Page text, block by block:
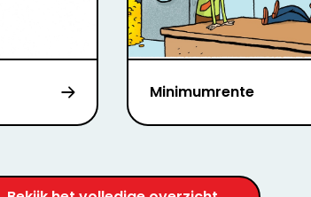
Minimumrente